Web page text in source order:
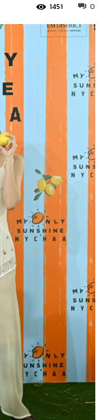
0
1451